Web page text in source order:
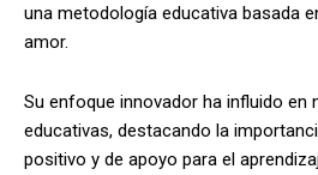
una metodología educativa basada
amor.
Su enfoque innovador ha influido en
educativas, destacando la
positivo y de apoyo para el